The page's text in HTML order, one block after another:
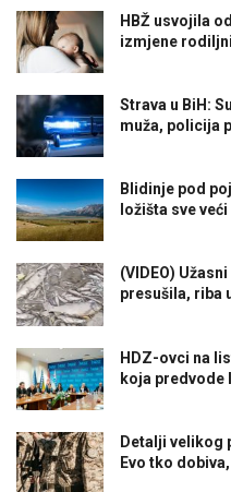
HBŽ usvojila
izmjene
Strava u BiH:
muža, policija
Blidinje pod
ložišta sve
(VIDEO)
presušila, riba
HDZ-ovci na
koja predvode
Detalji velikog
Evo tko